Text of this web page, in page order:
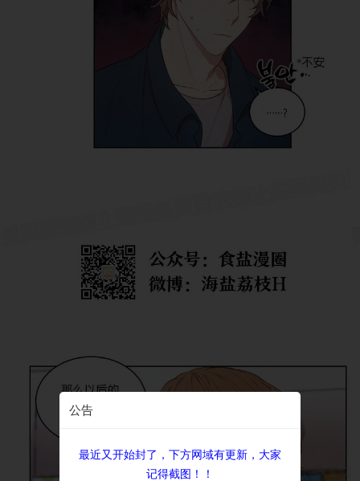
公告
最近又开始封了，下方网域有更新，大家
记得截图！！